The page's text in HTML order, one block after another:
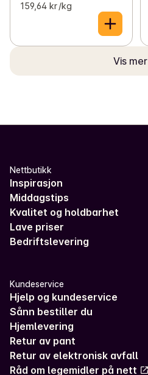
159,64 kr /kg
Vis mer
Nettbutikk
Inspirasjon
Middagstips
Kvalitet og holdbarhet
Lave priser
Bedriftslevering
Kundeservice
Hjelp og kundeservice
Sånn bestiller du
Hjemlevering
Retur av pant
Retur av elektronisk avfall
Råd om legemidler på nett